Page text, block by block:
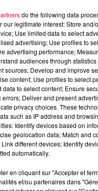
2022-01-11-09-11-
do the following data
our legitimate interest: Store and/
Use limited data to select
advertising; Use profiles to
advertising performance;
audiences through
sources; Develop and improve
content; Use profiles to select
data to select content; Ensure
errors; Deliver and present
privacy choices. These
such as IP address and
Identify devices based on
geolocation data; Match and
different devices; Identify
automatically.
en cliquant sur "Accepter et
et/ou partenaires dans